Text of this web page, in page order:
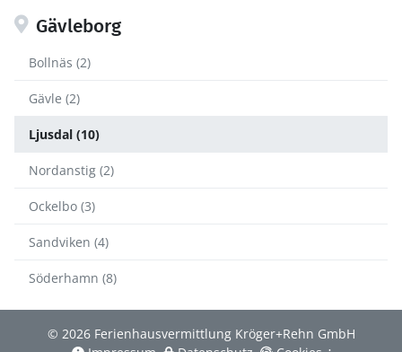
Gävleborg
Bollnäs (2)
Gävle (2)
Ljusdal (10)
Nordanstig (2)
Ockelbo (3)
Sandviken (4)
Söderhamn (8)
© 2026 Ferienhausvermittlung Kröger+Rehn GmbH